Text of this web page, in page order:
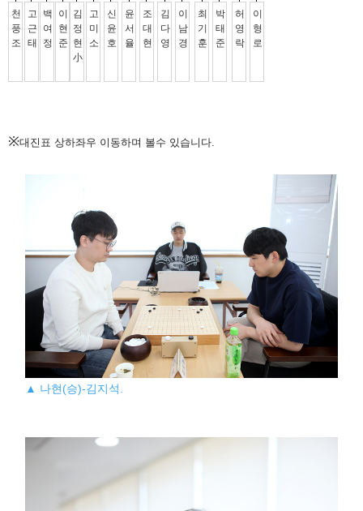
※대진표 상하좌우 이동하며 볼수 있습니다.
▲ 나현(승)-김지석.